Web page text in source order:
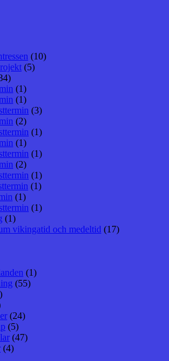
(10)
(5)
(1)
(1)
(3)
(2)
(1)
(1)
(1)
(2)
(1)
(1)
(1)
(1)
(1)
vikingatid och medeltid (17)
(1)
(55)
(24)
(5)
(47)
(4)